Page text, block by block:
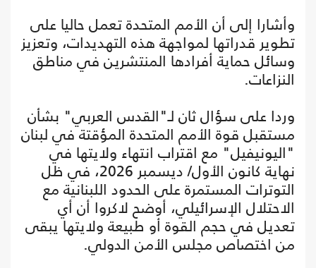
وأشارا إلى أن الأمم المتحدة تعمل حاليا على
تطوير قدراتها لمواجهة هذه التهديدات، وتعزيز
وسائل حماية أفرادها المنتشرين في مناطق
النزاعات.
وردا على سؤال ثان لـ"القدس العربي" بشأن
مستقبل قوة الأمم المتحدة المؤقتة في لبنان
"اليونيفيل" مع اقتراب انتهاء ولايتها في
نهاية كانون الأول/ ديسمبر 2026، في ظل
التوترات المستمرة على الحدود اللبنانية مع
الاحتلال الإسرائيلي، أوضح لاكروا أن أي
تعديل في حجم القوة أو طبيعة ولايتها يبقى
من اختصاص مجلس الأمن الدولي.